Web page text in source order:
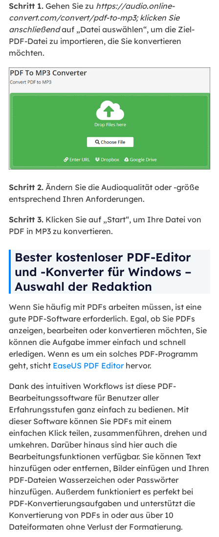
Schritt 1.Gehen Sie zu https://audio.online-
convert.com/convert/pdf-to-mp3; klicken Sie
anschließendauf „Datei auswählen“, um die Ziel-
PDF-Datei zu importieren, die Sie konvertieren
möchten.
Schritt 2.Ändern Sie die Audioqualität oder -größe
entsprechend Ihren Anforderungen.
Schritt 3.Klicken Sie auf „Start“, um Ihre Datei von
PDF in MP3 zu konvertieren.
Bester kostenloser PDF-Editor
und -Konverter für Windows –
Auswahl der Redaktion
Wenn Sie häufig mit PDFs arbeiten müssen, ist eine
gute PDF-Software erforderlich. Egal, ob Sie PDFs
anzeigen, bearbeiten oder konvertieren möchten, Sie
können die Aufgabe immer einfach und schnell
erledigen. Wenn es um ein solches PDF-Programm
geht, sticht EaseUS PDF Editorhervor.
Dank des intuitiven Workflows ist diese PDF-
Bearbeitungssoftware für Benutzer aller
Erfahrungsstufen ganz einfach zu bedienen. Mit
dieser Software können Sie PDFs mit einem
einfachen Klick teilen, zusammenführen, drehen und
umkehren. Darüber hinaus sind hier auch die
Bearbeitungsfunktionen verfügbar. Sie können Text
hinzufügen oder entfernen, Bilder einfügen und Ihren
PDF-Dateien Wasserzeichen oder Passwörter
hinzufügen. Außerdem funktioniert es perfekt bei
PDF-Konvertierungsaufgaben und unterstützt die
Konvertierung von PDFs in oder aus über 10
Dateiformaten ohne Verlust der Formatierung.